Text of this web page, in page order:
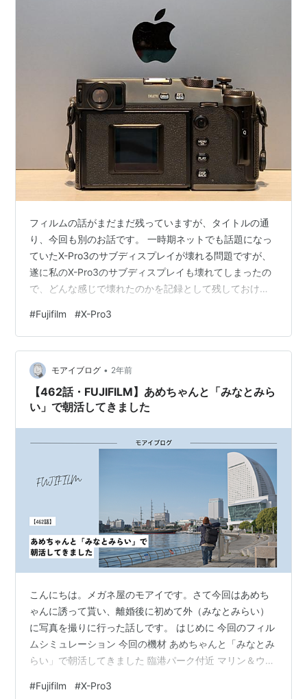
フィルムの話がまだまだ残っていますが、タイトルの通
り、今回も別のお話です。 一時期ネットでも話題になっ
ていたX-Pro3のサブディスプレイが壊れる問題ですが、
遂に私のX-Pro3のサブディスプレイも壊れてしまったの
で、どんな感じで壊れたのかを記録として残しておけれ
35mm版換算110mm相当 F2.8)
#Fujifilm #X-Pro3
モアイブログ • 2年前
【462話・FUJIFILM】あめちゃんと「みなとみら
い」で朝活してきました
こんにちは。メガネ屋のモアイです。さて今回はあめち
ゃんに誘って貰い、離婚後に初めて外（みなとみらい）
に写真を撮りに行った話しです。 はじめに 今回のフィル
ムシミュレーション 今回の機材 あめちゃんと「みなとみ
らい」で朝活してきました 臨港パーク付近 マリン＆ウォ
#Fujifilm #X-Pro3